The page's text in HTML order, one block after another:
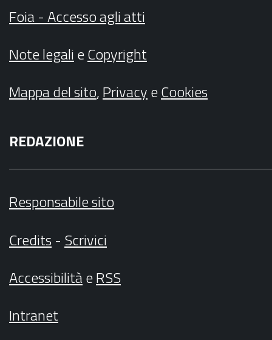
Foia - Accesso agli atti
Note legalieCopyright
Mappa del sito,PrivacyeCookies
REDAZIONE
Responsabile sito
Credits- Scrivici
AccessibilitàeRSS
Intranet